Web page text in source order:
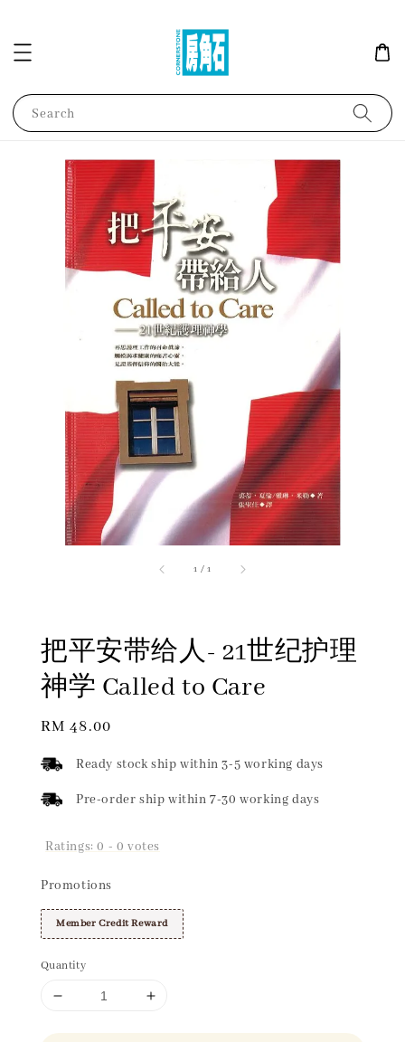
Search
1 /1
把平安带给人- 21世纪护理
神学 Called to Care
Regular
RM 48.00
Ready stock ship within 3-5 working days
Pre-order ship within 7-30 working days
Ratings:0 - 0 votes
Promotions
Member Credit Reward
Quantity